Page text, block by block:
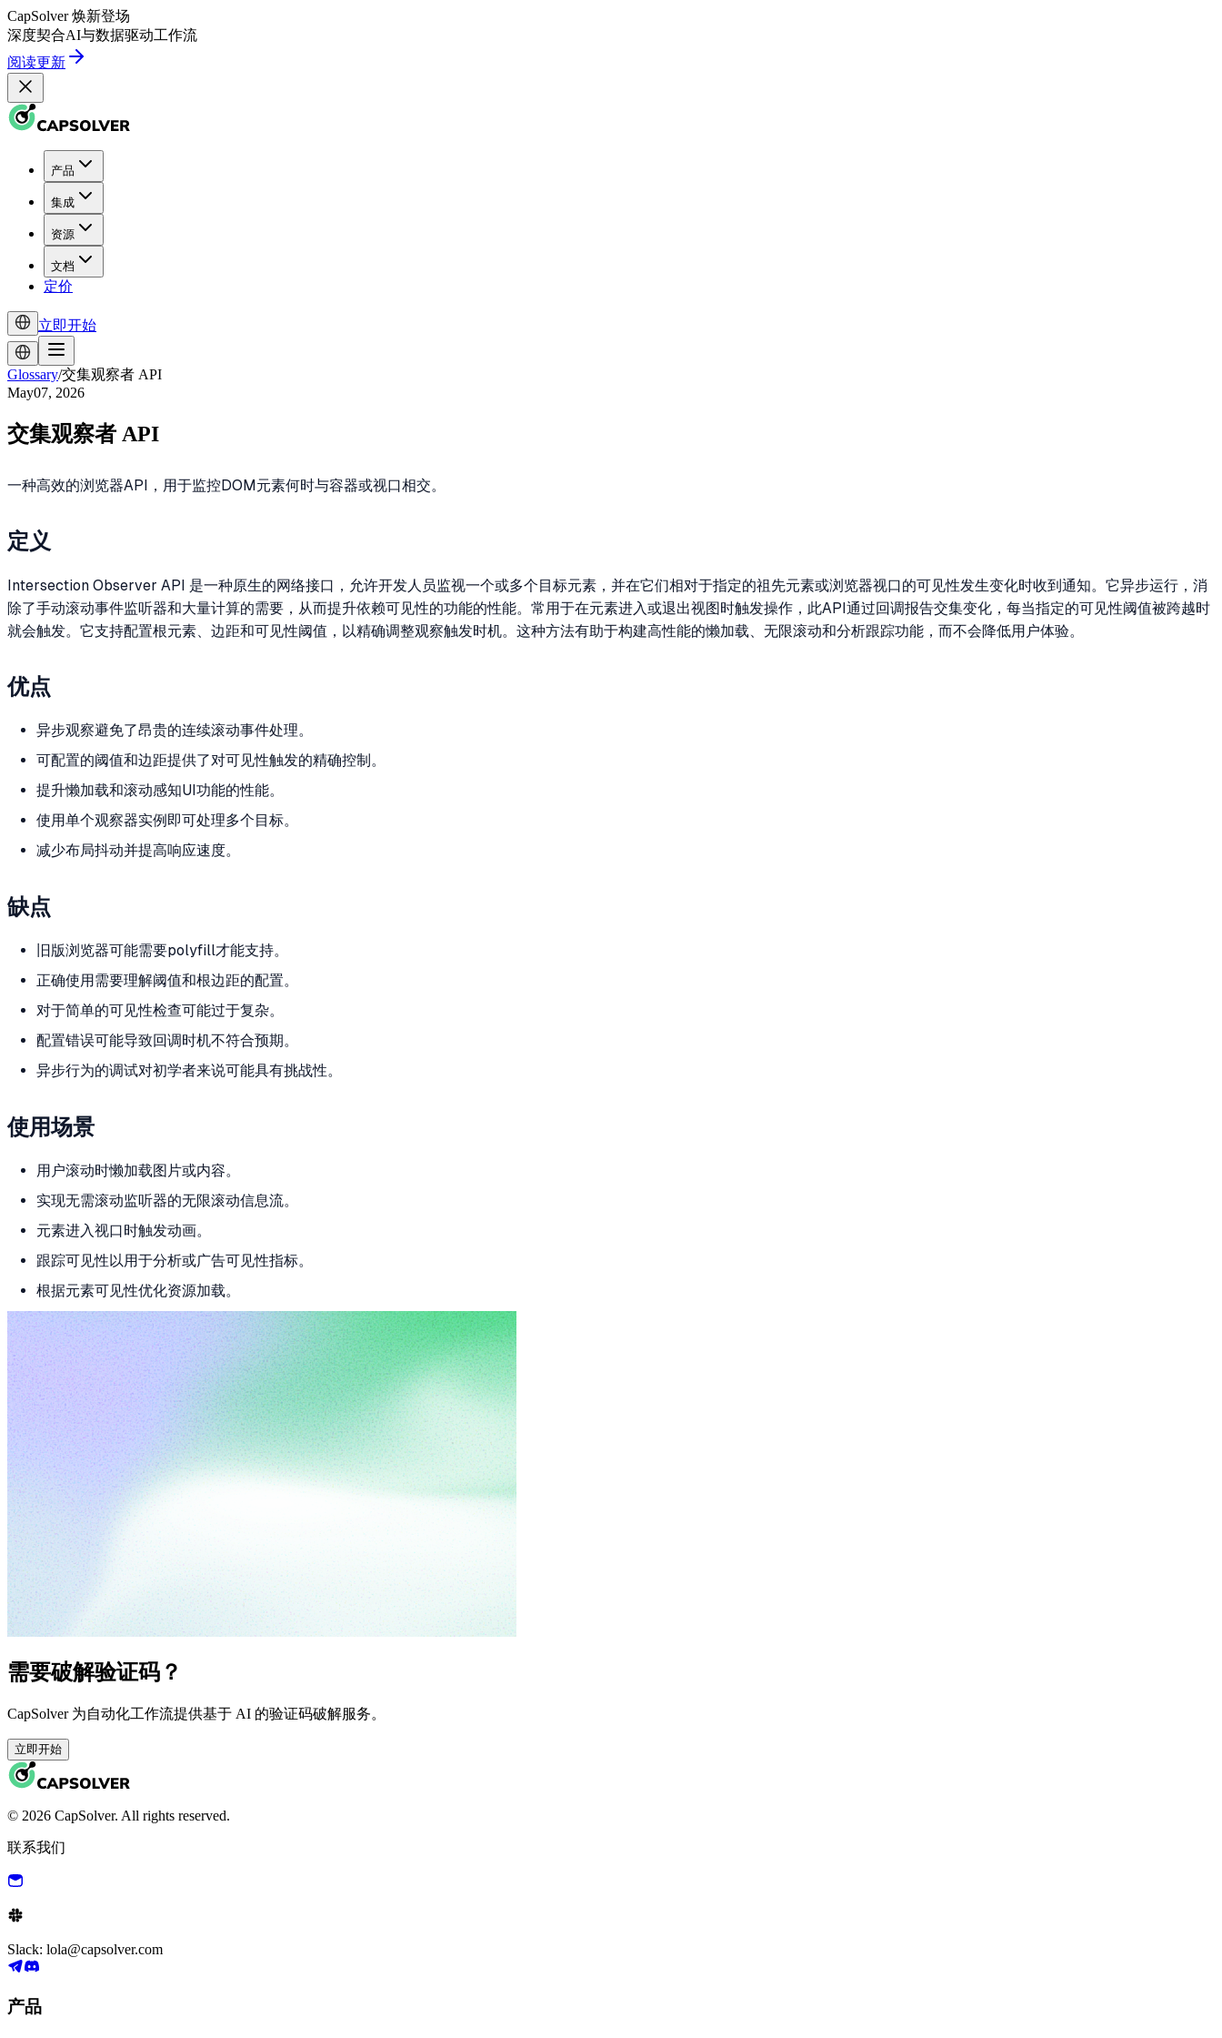
CapSolver 焕新登场
深度契合AI与数据驱动工作流
阅读更新
产品
集成
资源
文档
定价
立即开始
Glossary/交集观察者 API
May07, 2026
交集观察者 API
一种高效的浏览器API，用于监控DOM元素何时与容器或视口相交。
定义
Intersection Observer API 是一种原生的网络接口，允许开发人员监视一个或多个目标元素，并在它们相对于指定的祖先元素或浏览器视口的可见性发生变化时收到通知。它异步运行，消
除了手动滚动事件监听器和大量计算的需要，从而提升依赖可见性的功能的性能。常用于在元素进入或退出视图时触发操作，此API通过回调报告交集变化，每当指定的可见性阈值被跨越时
就会触发。它支持配置根元素、边距和可见性阈值，以精确调整观察触发时机。这种方法有助于构建高性能的懒加载、无限滚动和分析跟踪功能，而不会降低用户体验。
优点
异步观察避免了昂贵的连续滚动事件处理。
可配置的阈值和边距提供了对可见性触发的精确控制。
提升懒加载和滚动感知UI功能的性能。
使用单个观察器实例即可处理多个目标。
减少布局抖动并提高响应速度。
缺点
旧版浏览器可能需要polyfill才能支持。
正确使用需要理解阈值和根边距的配置。
对于简单的可见性检查可能过于复杂。
配置错误可能导致回调时机不符合预期。
异步行为的调试对初学者来说可能具有挑战性。
使用场景
用户滚动时懒加载图片或内容。
实现无需滚动监听器的无限滚动信息流。
元素进入视口时触发动画。
跟踪可见性以用于分析或广告可见性指标。
根据元素可见性优化资源加载。
需要破解验证码？
CapSolver 为自动化工作流提供基于 AI 的验证码破解服务。
立即开始
© 2026 CapSolver. All rights reserved.
联系我们
Slack: lola@capsolver.com
产品